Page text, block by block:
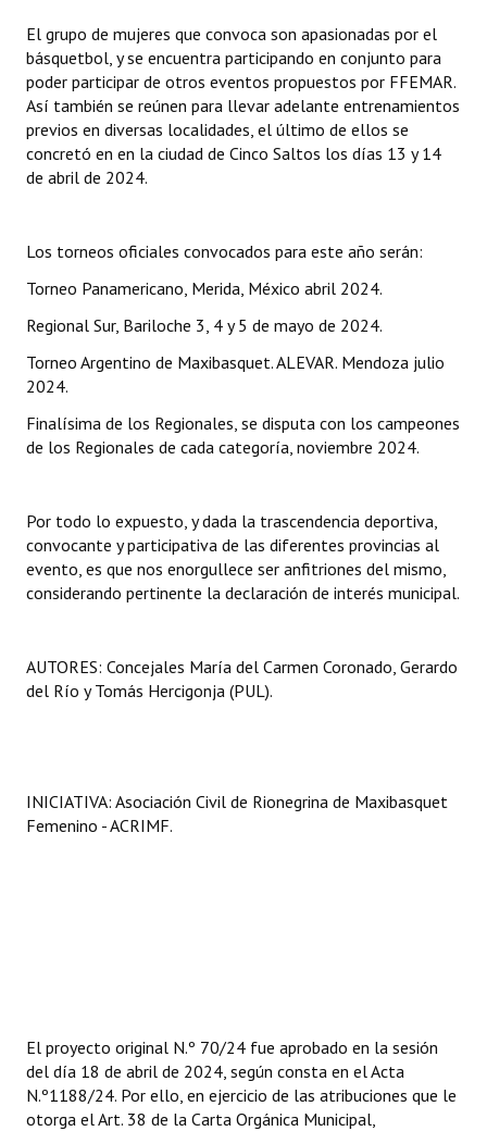
El grupo de mujeres que convoca son apasionadas por el
básquetbol, y se encuentra participando en conjunto para
poder participar de otros eventos propuestos por FFEMAR.
Así también se reúnen para llevar adelante entrenamientos
previos en diversas localidades, el último de ellos se
concretó en en la ciudad de Cinco Saltos los días 13 y 14
de abril de 2024.
Los torneos oficiales convocados para este año serán:
Torneo Panamericano, Merida, México abril 2024.
Regional Sur, Bariloche 3, 4 y 5 de mayo de 2024.
Torneo Argentino de Maxibasquet. ALEVAR. Mendoza julio
2024.
Finalísima de los Regionales, se disputa con los campeones
de los Regionales de cada categoría, noviembre 2024.
Por todo lo expuesto, y dada la trascendencia deportiva,
convocante y participativa de las diferentes provincias al
evento, es que nos enorgullece ser anfitriones del mismo,
considerando pertinente la declaración de interés municipal.
AUTORES: Concejales María del Carmen Coronado, Gerardo
del Río y Tomás Hercigonja (PUL).
INICIATIVA: Asociación Civil de Rionegrina de Maxibasquet
Femenino - ACRIMF.
El proyecto original N.º 70/24 fue aprobado en la sesión
del día 18 de abril de 2024, según consta en el Acta
N.º1188/24. Por ello, en ejercicio de las atribuciones que le
otorga el Art. 38 de la Carta Orgánica Municipal,